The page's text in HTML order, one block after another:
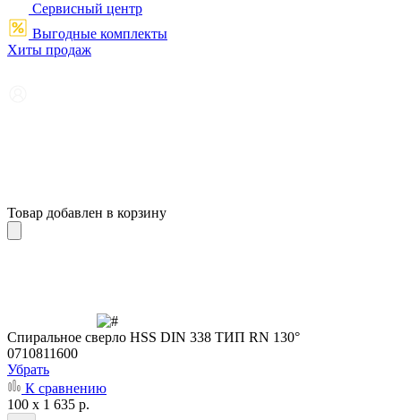
Сервисный центр
Выгодные комплекты
Хиты продаж
Товар добавлен в корзину
Cпиральное сверло HSS DIN 338 ТИП RN 130°
0710811600
Убрать
К сравнению
100 x 1 635 р.